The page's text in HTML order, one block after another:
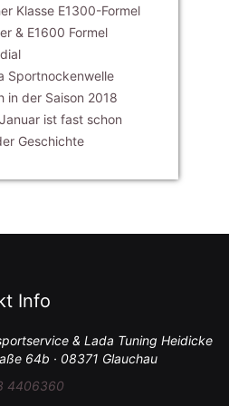
Klasse E1300-Formel
& E1600 Formel
Sportnockenwelle
in der Saison 2018
ist fast schon
Geschichte
Info
& Lada Tuning Heidicke
64b · 08371 Glauchau
4406360